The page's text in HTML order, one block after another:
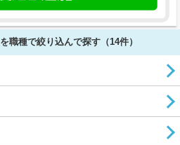
職種で絞り込んで探す（14件）